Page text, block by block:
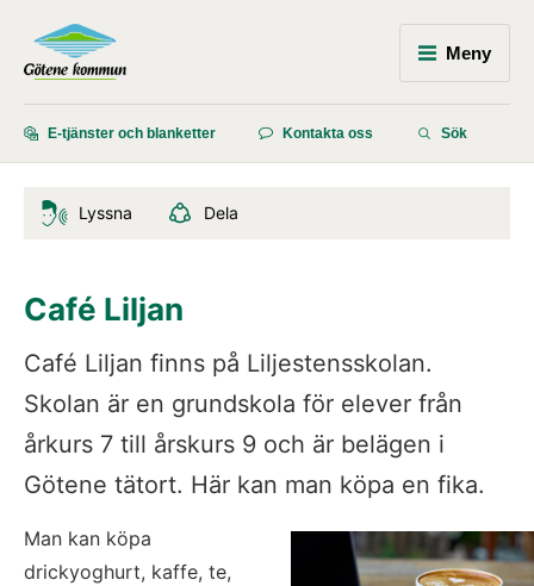
Meny
E-tjänster och blanketter Kontakta oss Sök
Lyssna Dela
Café Liljan
Café Liljan finns på Liljestensskolan.
Skolan är en grundskola för elever från
årkurs 7 till årskurs 9 och är belägen i
Götene tätort. Här kan man köpa en fika.
Man kan köpa
drickyoghurt, kaffe, te,